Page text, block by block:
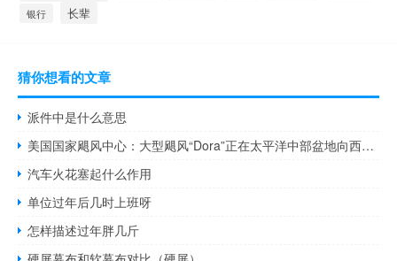
银行 长辈
猜你想看的文章
派件中是什么意思
美国国家飓风中心：大型飓风“Dora”正在太平洋中部盆地向西移动
汽车火花塞起什么作用
单位过年后几时上班呀
怎样描述过年胖几斤